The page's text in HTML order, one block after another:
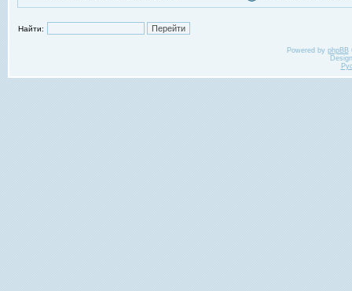
Найти:
Powered by phpBB